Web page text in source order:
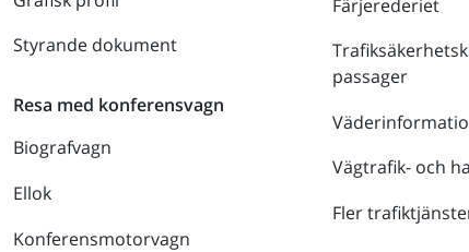
Styrande dokument
Resa med konferensvagn
Biografvagn
Ellok
Konferensmotorvagn
Färjerederiet
passager
Vägtrafik- och
Fler